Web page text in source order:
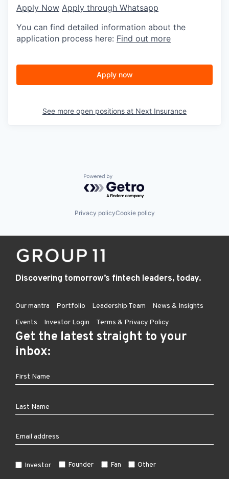
Apply Now Apply through Whatsapp
You can find detailed information about the
application process here: Find out more
Apply now
See more open positions at Next Insurance
Powered by Getro.com
Privacy policyCookie policy
Discovering tomorrow’s fintech leaders, today.
Our mantra Portfolio Leadership Team
News & Insights
Events
Investor Login Terms & Privacy Policy
Get the latest straight to your
inbox:
Investor Founder Fan Other